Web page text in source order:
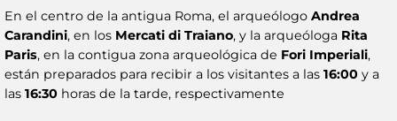
En el centro de la antigua Roma, el arqueólogo Andrea
Carandini, en los Mercati di Traiano, y la arqueóloga Rita
Paris, en la contigua zona arqueológica de Fori Imperiali,
están preparados para recibir a los visitantes a las 16:00 y a
las 16:30 horas de la tarde, respectivamente